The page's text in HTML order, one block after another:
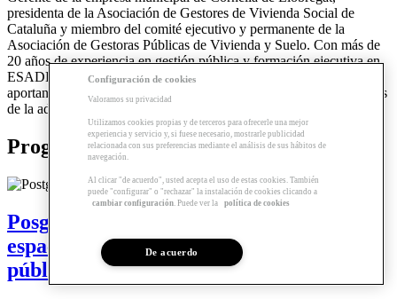
presidenta de la Asociación de Gestores de Vivienda Social de
Cataluña y miembro del comité ejecutivo y permanente de la
Asociación de Gestoras Públicas de Vivienda y Suelo. Con más de
20 años de experiencia en gestión pública y formación ejecutiva en
ESADE, combina estrategia y práctica en vivienda y urbanismo,
aportando conocimiento y experiencia para afrontar los nuevos retos
de la administración pública en el ámbito urbano."
Programas relacionados
Posgrado | Urbanismo, edificación y
espacio público en la administración
pública (en catalán)
Configuración de cookies
Valoramos su privacidad
Utilizamos cookies propias y de terceros para ofrecerle una mejor
experiencia y servicio y, si fuese necesario, mostrarle publicidad
relacionada con sus preferencias mediante el análisis de sus hábitos de
navegación.
Al clicar "de acuerdo", usted acepta el uso de estas cookies. También
puede "configurar" o "rechazar" la instalación de cookies clicando a
cambiar configuración. Puede ver la política de cookies
De acuerdo